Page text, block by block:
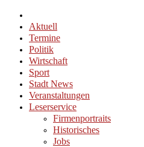
Aktuell
Termine
Politik
Wirtschaft
Sport
Stadt News
Veranstaltungen
Leserservice
Firmenportraits
Historisches
Jobs